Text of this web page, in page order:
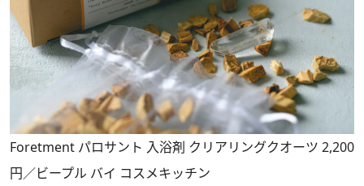
Foretment パロサント 入浴剤 クリアリングクオーツ 2,200
円／ビープル バイ コスメキッチン